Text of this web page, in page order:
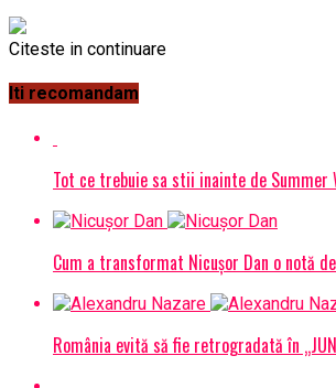
Citeste in continuare
Iti recomandam
Tot ce trebuie sa stii inainte de
Cum a transformat Nicușor Dan o notă
România evită să fie retrogradată în